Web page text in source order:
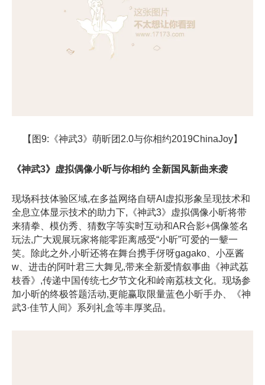
【图9:《神武3》萌昕团2.0与你相约2019ChinaJoy】
《神武3》虚拟偶像小昕与你相约 全新国风新曲来袭
现场科技体验区域,在多益网络自研AI虚拟形象呈现技术和
全息立体显示技术的助力下,《神武3》虚拟偶像小昕将带
来猜拳、模仿秀、猜数字等实时互动和AR合影+偶像签名
玩法,广大观展玩家将能零距离感受“小昕”可爱的一颦一
笑。除此之外,小昕还将在舞台携手伢呀gagako、小巫酱
w、进击的阿叶君三大舞见,带来全新爱情叙事曲《神武荔
枝香》,传递中国传统七夕节文化和岭南荔枝文化。现场参
加小昕的终极答题活动,更能赢取限量蓝色小昕手办、《神
武3·佳节人间》系列礼盒等丰厚奖品。